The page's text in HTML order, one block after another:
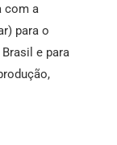
com a
para o
e para